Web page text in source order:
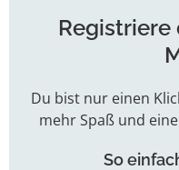
Registriere
Du bist nur einen
mehr Spaß und
So